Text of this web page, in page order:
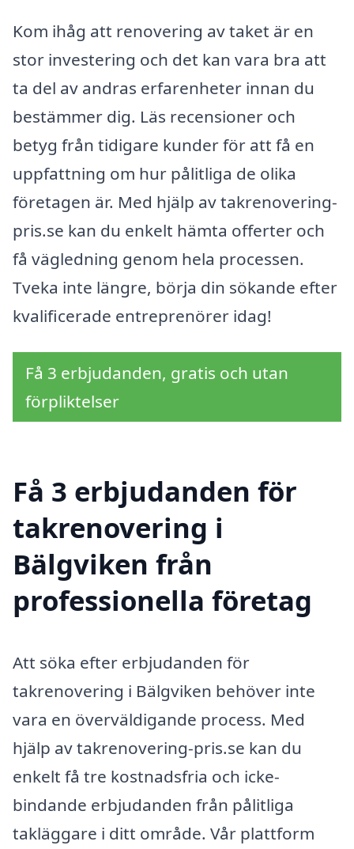
Kom ihåg att renovering av taket är en
stor investering och det kan vara bra att
ta del av andras erfarenheter innan du
bestämmer dig. Läs recensioner och
betyg från tidigare kunder för att få en
uppfattning om hur pålitliga de olika
företagen är. Med hjälp av takrenovering-
pris.se kan du enkelt hämta offerter och
få vägledning genom hela processen.
Tveka inte längre, börja din sökande efter
kvalificerade entreprenörer idag!
Få 3 erbjudanden, gratis och utan
förpliktelser
Få 3 erbjudanden för
takrenovering i
Bälgviken från
professionella företag
Att söka efter erbjudanden för
takrenovering i Bälgviken behöver inte
vara en överväldigande process. Med
hjälp av takrenovering-pris.se kan du
enkelt få tre kostnadsfria och icke-
bindande erbjudanden från pålitliga
takläggare i ditt område. Vår plattform